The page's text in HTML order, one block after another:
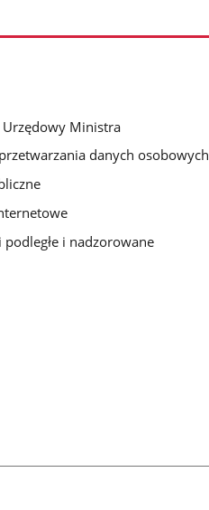
Urzędowy Ministra
danych osobowych
podległe i nadzorowane